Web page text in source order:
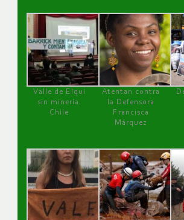
Valle de Elqui
sin minería.
Chile
Atentan contra
la Defensora
Francisca
Márquez